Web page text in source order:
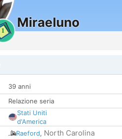
1
Miraeluno
39 anni
Relazione seria
Stati Uniti
d'America
Raeford, North Carolina